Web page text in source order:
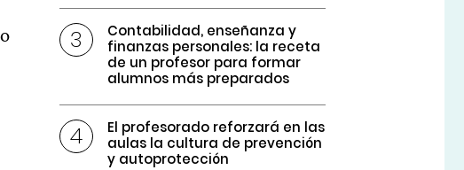
Contabilidad, enseñanza y
finanzas personales: la receta
de un profesor para formar
alumnos más preparados
El profesorado reforzará en las
aulas la cultura de prevención
y autoprotección